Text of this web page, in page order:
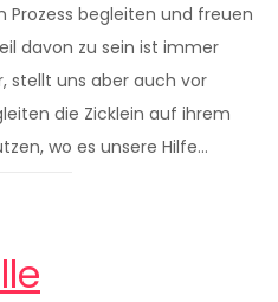
Prozess begleiten und freuen
davon zu sein ist immer
stellt uns aber auch vor
die Zicklein auf ihrem
wo es unsere Hilfe…